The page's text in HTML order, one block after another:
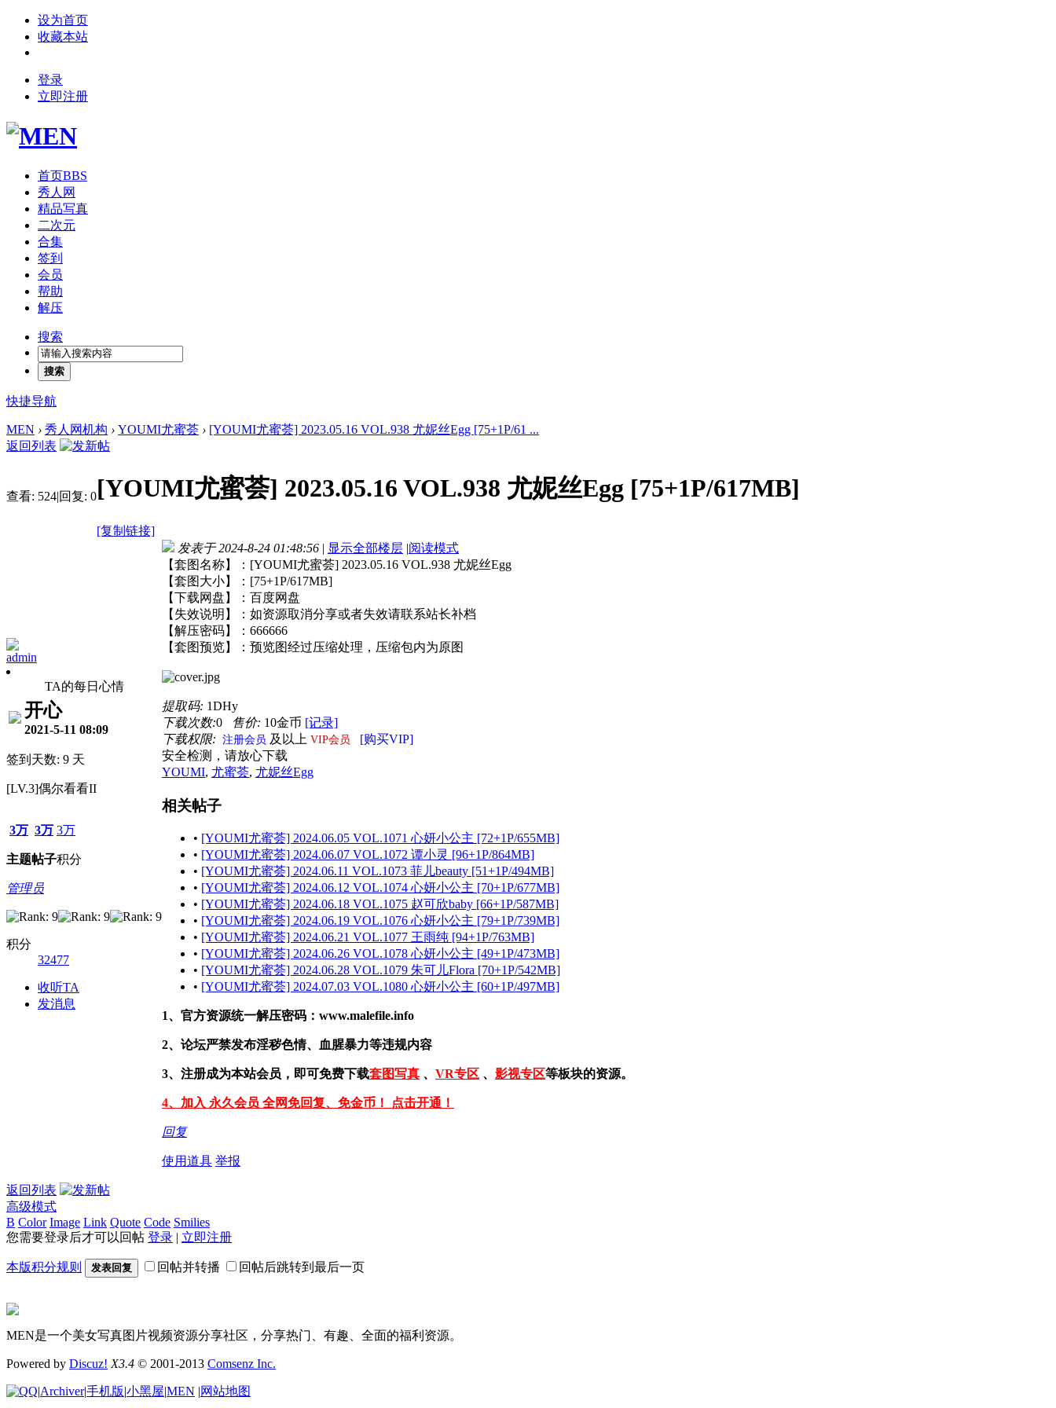
设为首页
收藏本站
登录
立即注册
首页BBS
秀人网
精品写真
二次元
合集
签到
会员
帮助
解压
搜索
搜索
快捷导航
MEN › 秀人网机构 › YOUMI尤蜜荟 › [YOUMI尤蜜荟] 2023.05.16 VOL.938 尤妮丝Egg [75+1P/61 ...
返回列表
查看: 524|回复: 0[YOUMI尤蜜荟] 2023.05.16 VOL.938 尤妮丝Egg [75+1P/617MB]
[复制链接]
admin
TA的每日心情
开心
2021-5-11 08:09
签到天数: 9 天
[LV.3]偶尔看看II
3万
主题
3万
帖子
3万
积分
管理员
积分
32477
收听TA
发消息
发表于 2024-8-24 01:48:56 | 显示全部楼层 |阅读模式
【套图名称】：[YOUMI尤蜜荟] 2023.05.16 VOL.938 尤妮丝Egg
【套图大小】：[75+1P/617MB]
【下载网盘】：百度网盘
【失效说明】：如资源取消分享或者失效请联系站长补档
【解压密码】：666666
【套图预览】：预览图经过压缩处理，压缩包内为原图
提取码: 1DHy
下载次数:0 售价: 10金币 [记录]
下载权限: 注册会员 及以上 VIP会员
[购买VIP]
安全检测，请放心下载
YOUMI, 尤蜜荟, 尤妮丝Egg
相关帖子
• [YOUMI尤蜜荟] 2024.06.05 VOL.1071 心妍小公主 [72+1P/655MB]
• [YOUMI尤蜜荟] 2024.06.07 VOL.1072 谭小灵 [96+1P/864MB]
• [YOUMI尤蜜荟] 2024.06.11 VOL.1073 菲儿beauty [51+1P/494MB]
• [YOUMI尤蜜荟] 2024.06.12 VOL.1074 心妍小公主 [70+1P/677MB]
• [YOUMI尤蜜荟] 2024.06.18 VOL.1075 赵可欣baby [66+1P/587MB]
• [YOUMI尤蜜荟] 2024.06.19 VOL.1076 心妍小公主 [79+1P/739MB]
• [YOUMI尤蜜荟] 2024.06.21 VOL.1077 王雨纯 [94+1P/763MB]
• [YOUMI尤蜜荟] 2024.06.26 VOL.1078 心妍小公主 [49+1P/473MB]
• [YOUMI尤蜜荟] 2024.06.28 VOL.1079 朱可儿Flora [70+1P/542MB]
• [YOUMI尤蜜荟] 2024.07.03 VOL.1080 心妍小公主 [60+1P/497MB]
1、官方资源统一解压密码：www.malefile.info
2、论坛严禁发布淫秽色情、血腥暴力等违规内容
3、注册成为本站会员，即可免费下载套图写真 、 VR专区 、 影视专区等板块的资源。
4、加入 永久会员 全网免回复、免金币！ 点击开通！
回复
使用道具 举报
返回列表
高级模式
B Color Image Link Quote Code Smilies
您需要登录后才可以回帖 登录 | 立即注册
本版积分规则 发表回复 回帖并转播 回帖后跳转到最后一页
MEN是一个美女写真图片视频资源分享社区，分享热门、有趣、全面的福利资源。
Powered by Discuz! X3.4 © 2001-2013 Comsenz Inc.
|Archiver|手机版|小黑屋|MEN |网站地图